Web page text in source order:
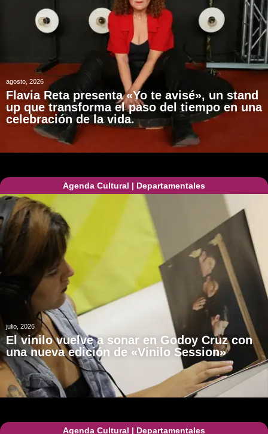
agosto, 2026
Flavia Reta presenta «Yo te avisé», un stand
up que transforma el paso del tiempo en una
celebración de la vida.
Agenda Cultural | Departamentales
julio, 2026
El vinilo vuelve a sonar en Godoy Cruz con
una nueva edición de «Vinilo Session»
Agenda Cultural | Departamentales